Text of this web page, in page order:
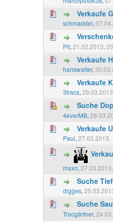
Verkaufe
schmaddel,
Pit, 21.02.2013,
Verkaufe
hanswalter,
Verkaufe
3tracs,
Suche
4everMB,
Verkaufe
Paul, 27.03.2013,
maxn,
Suche
digges,
Suche
Tracgärtner,